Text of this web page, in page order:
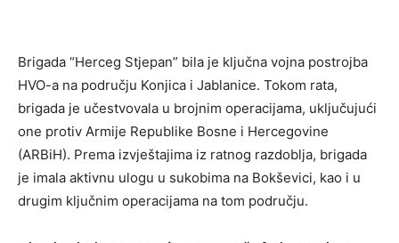
Brigada “Herceg Stjepan” bila je ključna vojna postrojba
HVO-a na području Konjica i Jablanice. Tokom rata,
brigada je učestvovala u brojnim operacijama, uključujući
one protiv Armije Republike Bosne i Hercegovine
(ARBiH). Prema izvještajima iz ratnog razdoblja, brigada
je imala aktivnu ulogu u sukobima na Bokševici, kao i u
drugim ključnim operacijama na tom području.